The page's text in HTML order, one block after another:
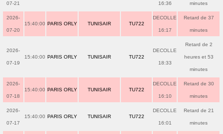
07-21 16:36 minutes
2026-
07-20
15:40:00 PARIS ORLY TUNISAIR TU722
DECOLLE
16:17
Retard de 37
minutes
2026-
07-19
15:40:00 PARIS ORLY TUNISAIR TU722
DECOLLE
18:33
Retard de 2
heures et 53
minutes
2026-
07-18
15:40:00 PARIS ORLY TUNISAIR TU722
DECOLLE
16:10
Retard de 30
minutes
2026-
07-17
15:40:00 PARIS ORLY TUNISAIR TU722
DECOLLE
16:01
Retard de 21
minutes